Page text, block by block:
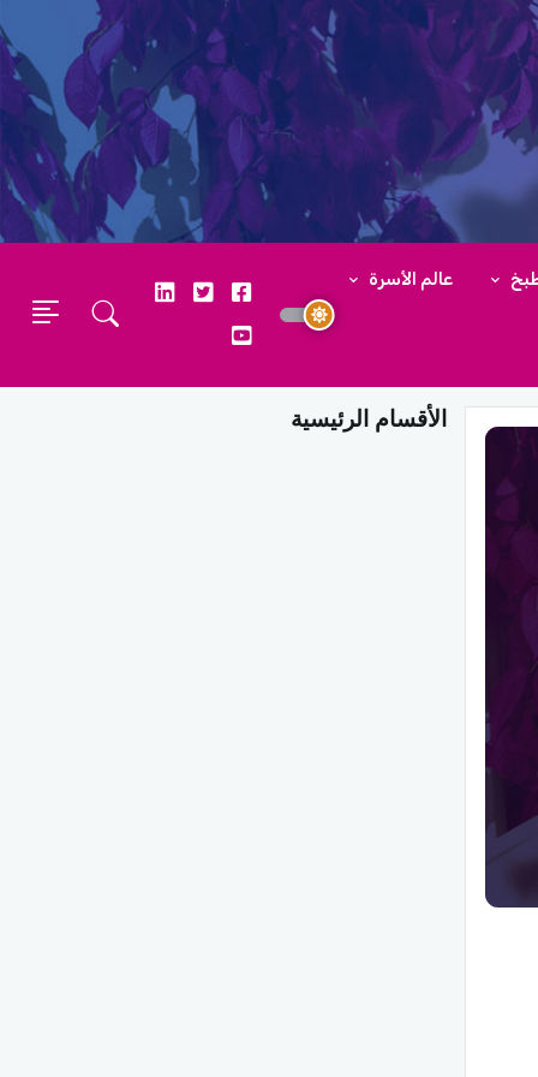
عالم الأسرة
الأقسام الرئيسية